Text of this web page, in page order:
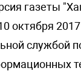
газеты
октября 2017
службой